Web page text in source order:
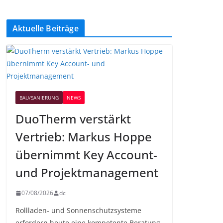
Aktuelle Beiträge
BAU/SANIERUNG NEWS
DuoTherm verstärkt
Vertrieb: Markus Hoppe
übernimmt Key Account-
und Projektmanagement
07/08/2026 dc
Rollladen- und Sonnenschutzsysteme